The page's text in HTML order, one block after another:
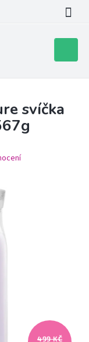
košík
svíčka
499 KČ